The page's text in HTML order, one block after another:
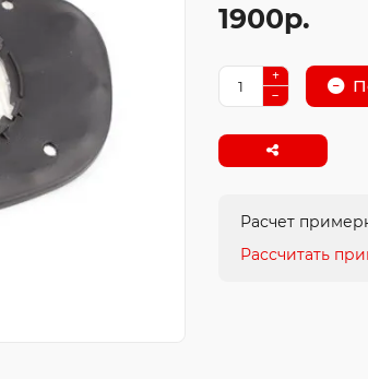
1900р.
Расчет
Рассчитать